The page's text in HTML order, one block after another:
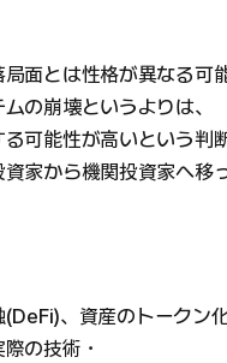
面とは性格が異なる可
の崩壊というよりは、
可能性が高いという判
家から機関投資家へ移
、資産のトークン
の技術・